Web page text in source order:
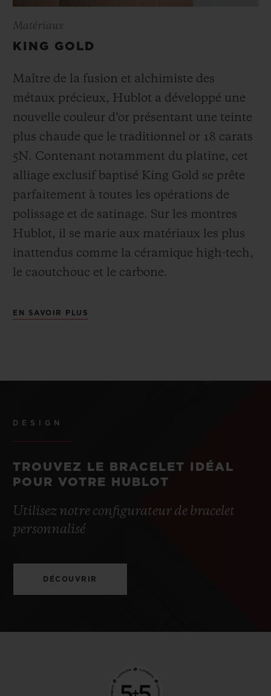
Matériaux
KING GOLD
Maître de la fusion et alchimiste des
métaux précieux, Hublot a développé une
nouvelle couleur d’or présentant une teinte
plus chaude que le traditionnel or 18 carats
5N. Contenant notamment du platine, cet
alliage exclusif baptisé King Gold se prête
parfaitement à toutes les opérations de
polissage et de satinage. Sur les montres
Hublot, il se marie aux matériaux les plus
inattendus comme la céramique high-tech,
le caoutchouc et le carbone.
EN SAVOIR PLUS
DESIGN
TROUVEZ LE BRACELET IDÉAL
POUR VOTRE HUBLOT
Utilisez notre configurateur de bracelet
personnalisé
DÉCOUVRIR